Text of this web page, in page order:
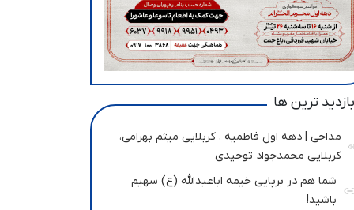
ترین ها
مداحی | دهه اول فاطمیه ، کربلایی میثم بهرامی،
کربلایی محمدجواد توحیدی
شما هم در برپایی خیمه اباعبدالله (ع) سهیم
باشید!